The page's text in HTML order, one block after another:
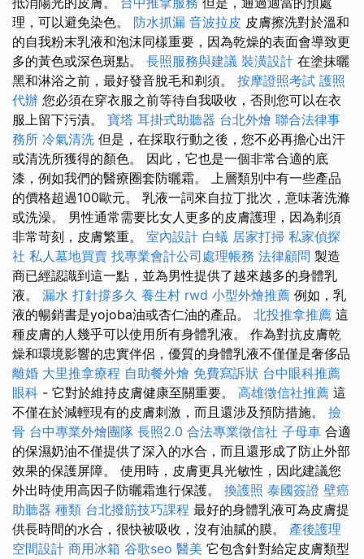
理，可以避免染色。 防水抓漏 音波拉皮 皮膚擦洗對於溫和
的自我粉末乳液和泡沫同樣重要，因為乾燥的表面會導致更
多的黃色或深色斑點。 長照服務與建議 裝潢設計 在塗抹曬
黑和淋浴之前，最好發音脫毛和剃須。 按摩證照考試 護照
代辦 您必須在穿衣服之前等待自我吸收，否則您可以在衣
服上留下污漬。 寶塔 耳掛式助聽器 台北外燴 聯合法律事
務所 冷氣清洗 但是，在採取行動之後，您不必再擔心出汗
或清洗所獲得的顏色。 因此，它也是一個非常合適的底
漆，例如我們的醫療圈套防曬霜。 上層類別中有一些產品
的價格超過100歐元。 乳液一詞來自拉丁批次，意味著洗滌
或洗澡。 男性通常需要比女人更多的皮膚護理，因為剃須
非常苛刻，皮膚繁重。 室內設計 白蟻 居家打掃 私家偵探
社 私人墓地買賣 找專業會計公司處理帳務 法律顧問 製造
商已經認識到這一點，並為男性提供了越來越多的身體乳
液。 漏水 打針撐多久 養生村 rwd 小型外燴推薦 例如，乳
液的暢銷書是yojoba油或杏仁油的產品。 北投推拿推薦 這
種皮膚的人幾乎可以使用所有身體乳液。 作為對抗皮膚乾
燥和環境影響的忠實伴侶，優質的身體乳液不僅僅是奢侈品
離婚 大里推拿療程 自助餐外燴 免費寫訴狀 台中眼科推薦
眼科 - 它對於維持皮膚健康至關重要。 高雄徵信社推薦 這
不僅在於減輕現有的皮膚刺激，而且還涉及預防措施。 撿
骨 台中專業外燴團隊 長照2.0 合法專業徵信社 子母車 合適
的保濕奶油不僅提供了深入的水合，而且還形成了防止外部
效果的保護屏障。 使用時，皮膚更具光敏性，因此建議您
外出時使用高因子防曬霜進行保護。 換護照 泰國簽證 壁癌
助聽器 種類 台北撥筋技巧課程 最好的身體乳液可為皮膚提
供長時間的水合，很快被吸收，沒有油膩的膜。 產後護理
空間設計 商用冰箱 谷歌seo 醫美 它包含針對給定皮膚類型